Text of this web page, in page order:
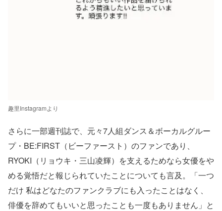
趣里Instagramより
さらに一部週刊誌で、元々7人組ダンス＆ボーカルグルー
プ・BE:FIRST（ビーファースト）のファンであり、
RYOKI（リョウキ・三山凌輝）を支えるためなら女優をや
める覚悟だと報じられていたことについても言及。「一つ
だけ 私はどなたのファンクラブにも入ったことはなく、
俳優を辞めてもいいと思ったことも一度もありません」と